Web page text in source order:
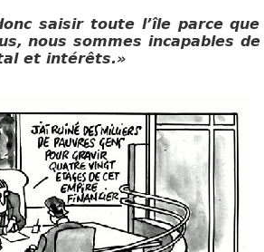
saisir toute l’île parce que
nous sommes incapables de
et intérêts.»